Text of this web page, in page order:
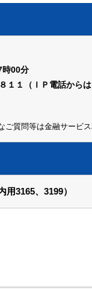
時00分
１１（ＩＰ電話から
ご質問等は金融サービ
3165、3199）